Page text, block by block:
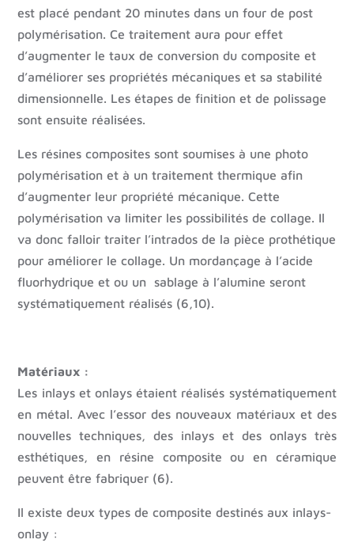
est placé pendant 20 minutes dans un four de post
polymérisation. Ce traitement aura pour effet
d’augmenter le taux de conversion du composite et
d’améliorer ses propriétés mécaniques et sa stabilité
dimensionnelle. Les étapes de finition et de polissage
sont ensuite réalisées.
Les résines composites sont soumises à une photo
polymérisation et à un traitement thermique afin
d’augmenter leur propriété mécanique. Cette
polymérisation va limiter les possibilités de collage. Il
va donc falloir traiter l’intrados de la pièce prothétique
pour améliorer le collage. Un mordançage à l’acide
fluorhydrique et ou un sablage à l’alumine seront
systématiquement réalisés (6,10).
Matériaux :
Les inlays et onlays étaient réalisés systématiquement
en métal. Avec l’essor des nouveaux matériaux et des
nouvelles techniques, des inlays et des onlays très
esthétiques, en résine composite ou en céramique
peuvent être fabriquer (6).
Il existe deux types de composite destinés aux inlays-
onlay :